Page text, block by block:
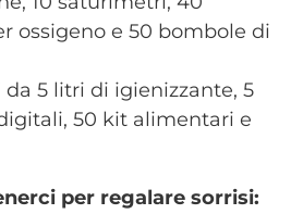
ossigeno e 50 bombole di
5 litri di igienizzante, 5
50 kit alimentari e
per regalare sorrisi: